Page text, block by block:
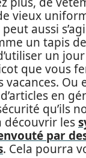
vieux
aussi
un tapis
un
que vous
vacances. Ou
en
qu’ils
découvrir les
par
. Cela pourra